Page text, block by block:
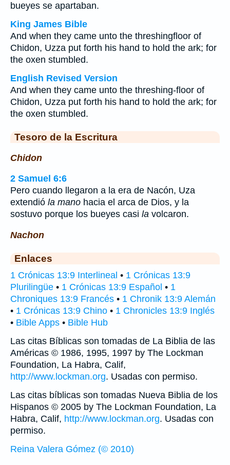
bueyes se apartaban.
King James Bible
And when they came unto the threshingfloor of
Chidon, Uzza put forth his hand to hold the ark; for
the oxen stumbled.
English Revised Version
And when they came unto the threshing-floor of
Chidon, Uzza put forth his hand to hold the ark; for
the oxen stumbled.
Tesoro de la Escritura
Chidon
2 Samuel 6:6
Pero cuando llegaron a la era de Nacón, Uza
extendió la mano hacia el arca de Dios, y la
sostuvo porque los bueyes casi la volcaron.
Nachon
Enlaces
1 Crónicas 13:9 Interlineal • 1 Crónicas 13:9
Plurilingüe • 1 Crónicas 13:9 Español • 1
Chroniques 13:9 Francés • 1 Chronik 13:9 Alemán
• 1 Crónicas 13:9 Chino • 1 Chronicles 13:9 Inglés
• Bible Apps • Bible Hub
Las citas Bíblicas son tomadas de La Biblia de las
Américas © 1986, 1995, 1997 by The Lockman
Foundation, La Habra, Calif,
http://www.lockman.org. Usadas con permiso.
Las citas bíblicas son tomadas Nueva Biblia de los
Hispanos © 2005 by The Lockman Foundation, La
Habra, Calif, http://www.lockman.org. Usadas con
permiso.
Reina Valera Gómez (© 2010)